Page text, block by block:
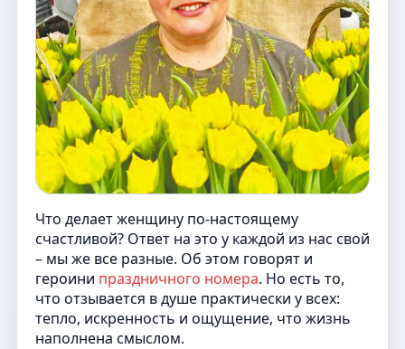
Что делает женщину по-настоящему
счастливой? Ответ на это у каждой из нас свой
– мы же все разные. Об этом говорят и
героини праздничного номера. Но есть то,
что отзывается в душе практически у всех:
тепло, искренность и ощущение, что жизнь
наполнена смыслом.